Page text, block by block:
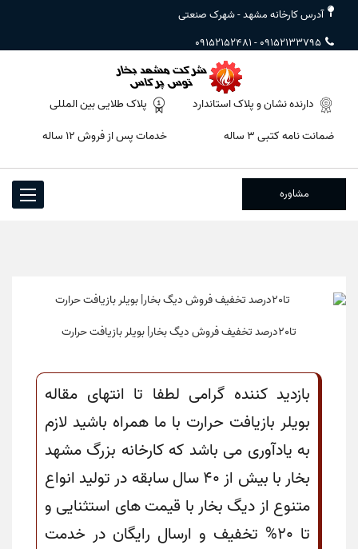
آدرس کارخانه مشهد - شهرک صنعتی
09152133795
-
09152152481
دارنده نشان و پلاک استاندارد
ضمانت نامه کتبی ۳ ساله
پلاک طلایی بین المللی
خدمات پس از فروش ۱۲ ساله
Toggle
مشاوره
تا20درصد تخفیف فروش دیگ بخار| بویلر بازیافت حرارت
بازدید کننده گرامی لطفا تا انتهای مقاله
بویلر بازیافت حرارت با ما همراه باشید لازم
به یادآوری می باشد که کارخانه بزرگ مشهد
بخار با بیش از 40 سال سابقه در تولید انواع
متنوع از دیگ بخار با قیمت های استثنایی و
تا 20% تخفیف و ارسال رایگان در خدمت